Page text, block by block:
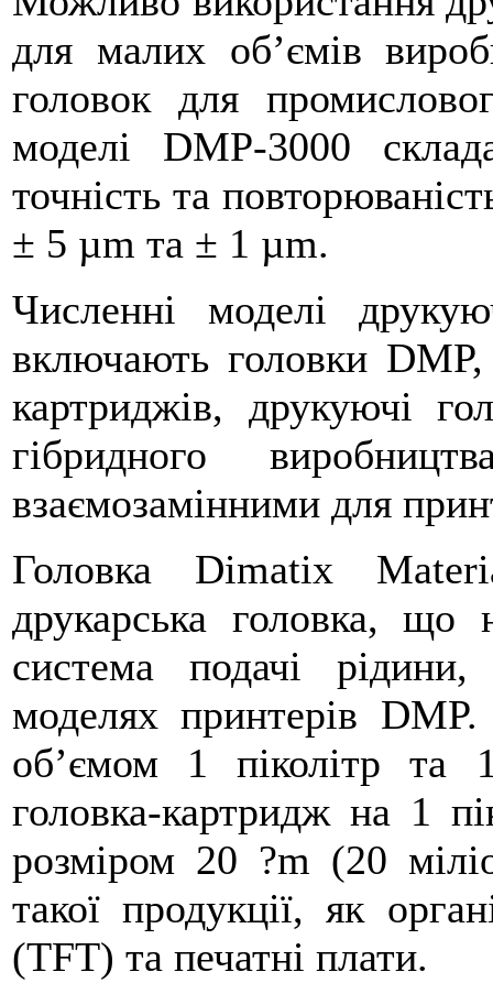
для малих об’ємів
головок для
моделі DMP-3000
точність та
± 5 µm та ± 1 µm.
Численні моделі
включають головки DMP,
картриджів, друкуючі
гібридного
взаємозамінними для
Головка Dimatix
друкарська головка, що
система подачі
моделях принтерів
об’ємом 1 піколітр та
головка-картридж на 1
розміром 20 ?m (20
такої продукції, як
(TFT) та печатні плати.